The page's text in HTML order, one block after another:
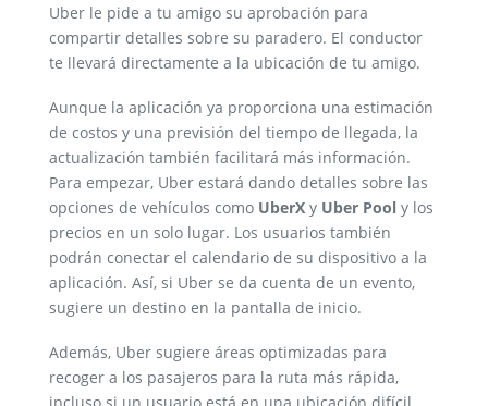
Uber le pide a tu amigo su aprobación para
compartir detalles sobre su paradero. El conductor
te llevará directamente a la ubicación de tu amigo.
Aunque la aplicación ya proporciona una estimación
de costos y una previsión del tiempo de llegada, la
actualización también facilitará más información.
Para empezar, Uber estará dando detalles sobre las
opciones de vehículos como UberX y Uber Pool y los
precios en un solo lugar. Los usuarios también
podrán conectar el calendario de su dispositivo a la
aplicación. Así, si Uber se da cuenta de un evento,
sugiere un destino en la pantalla de inicio.
Además, Uber sugiere áreas optimizadas para
recoger a los pasajeros para la ruta más rápida,